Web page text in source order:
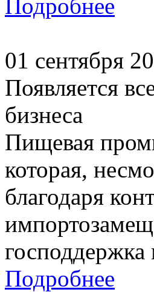
Подробнее
01 сентября
Появляется
бизнеса
Пищевая
которая,
благодаря
господдержка
Подробнее